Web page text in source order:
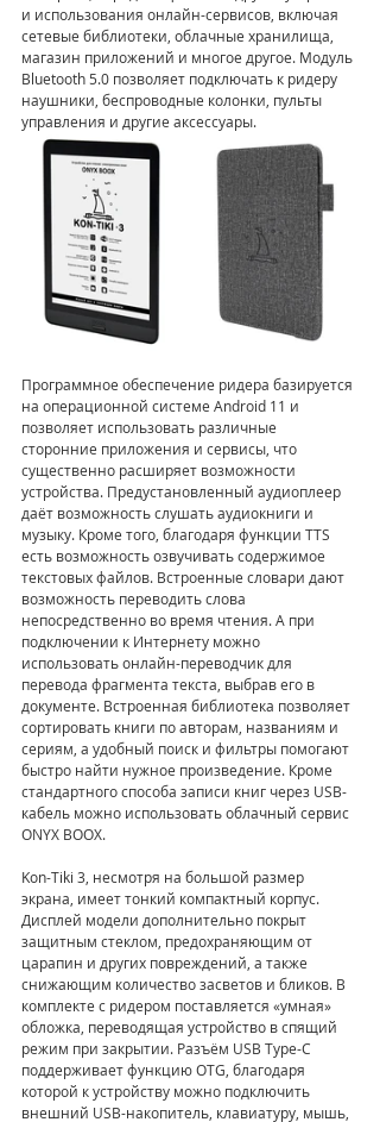
и использования онлайн-сервисов, включая
сетевые библиотеки, облачные хранилища,
магазин приложений и многое другое. Модуль
Bluetooth 5.0 позволяет подключать к ридеру
наушники, беспроводные колонки, пульты
управления и другие аксессуары.
Программное обеспечение ридера базируется
на операционной системе Android 11 и
позволяет использовать различные
сторонние приложения и сервисы, что
существенно расширяет возможности
устройства. Предустановленный аудиоплеер
даёт возможность слушать аудиокниги и
музыку. Кроме того, благодаря функции TTS
есть возможность озвучивать содержимое
текстовых файлов. Встроенные словари дают
возможность переводить слова
непосредственно во время чтения. А при
подключении к Интернету можно
использовать онлайн-переводчик для
перевода фрагмента текста, выбрав его в
документе. Встроенная библиотека позволяет
сортировать книги по авторам, названиям и
сериям, а удобный поиск и фильтры помогают
быстро найти нужное произведение. Кроме
стандартного способа записи книг через USB-
кабель можно использовать облачный сервис
ONYX BOOX.
Kon-Tiki 3, несмотря на большой размер
экрана, имеет тонкий компактный корпус.
Дисплей модели дополнительно покрыт
защитным стеклом, предохраняющим от
царапин и других повреждений, а также
снижающим количество засветов и бликов. В
комплекте с ридером поставляется «умная»
обложка, переводящая устройство в спящий
режим при закрытии. Разъём USB Type-C
поддерживает функцию OTG, благодаря
которой к устройству можно подключить
внешний USB-накопитель, клавиатуру, мышь,